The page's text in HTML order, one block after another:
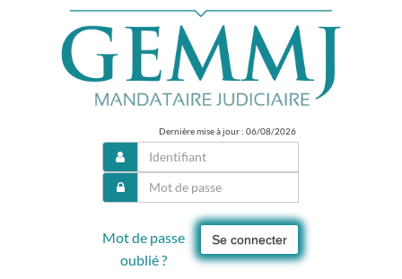
Dernière mise à jour : 06/08/2026
Se connecter
Mot de passe
oublié ?